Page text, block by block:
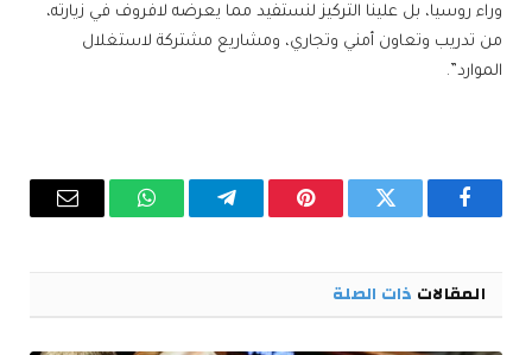
وراء روسيا، بل علينا التركيز لنستفيد مما يعرضه لافروف في زيارته،
من تدريب وتعاون أمني وتجاري، ومشاريع مشتركة لاستغلال
الموارد”.
فيسبوك تويتر بينتيريستتيلقرام واتساب البريد
المقالات ذات الصلة